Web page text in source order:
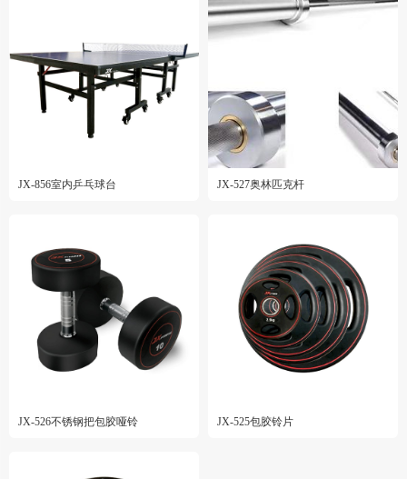
JX-856室内乒乓球台 JX-527奥林匹克杆
JX-526不锈钢把包胶哑铃 JX-525包胶铃片